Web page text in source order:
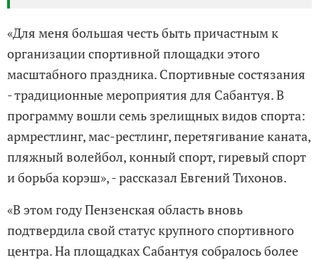
«Для меня большая честь быть причастным к
организации спортивной площадки этого
масштабного праздника. Спортивные состязания
- традиционные мероприятия для Сабантуя. В
программу вошли семь зрелищных видов спорта:
армрестлинг, мас-рестлинг, перетягивание каната,
пляжный волейбол, конный спорт, гиревый спорт
и борьба корэш», - рассказал Евгений Тихонов.
«В этом году Пензенская область вновь
подтвердила свой статус крупного спортивного
центра. На площадках Сабантуя собралось более